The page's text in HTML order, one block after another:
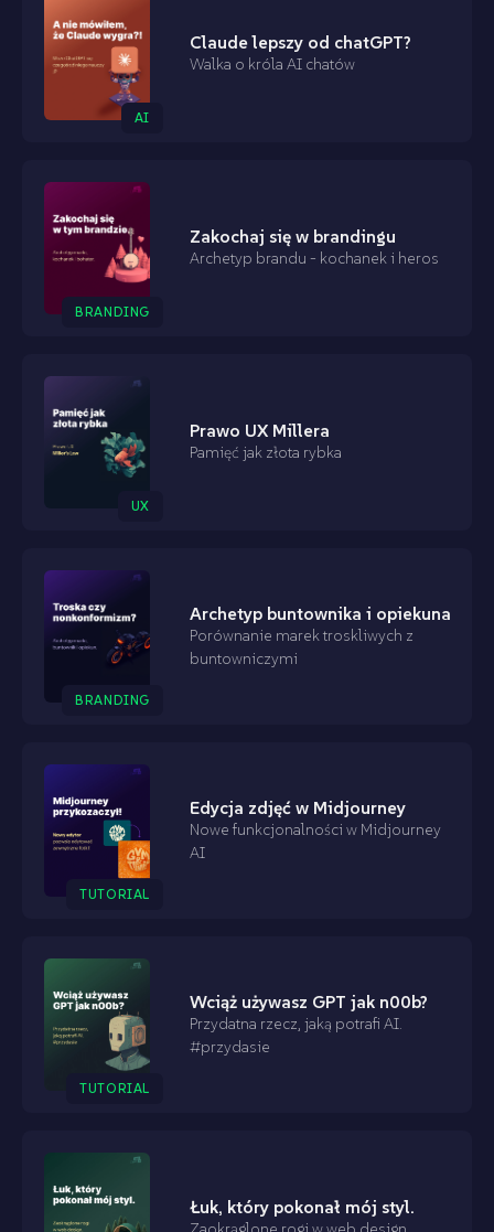
AI
Claude lepszy od chatGPT?
Walka o króla AI chatów
BRANDING
Zakochaj się w brandingu
Archetyp brandu - kochanek i heros
UX
Prawo UX Millera
Pamięć jak złota rybka
BRANDING
Archetyp buntownika i opiekuna
Porównanie marek troskliwych z
buntowniczymi
TUTORIAL
Edycja zdjęć w Midjourney
Nowe funkcjonalności w Midjourney
AI
TUTORIAL
Wciąż używasz GPT jak n00b?
Przydatna rzecz, jaką potrafi AI.
#przydasie
Łuk, który pokonał mój styl.